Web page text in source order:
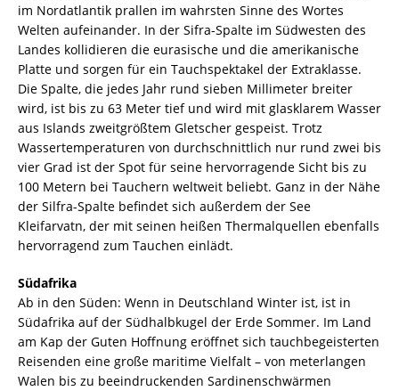
im Nordatlantik prallen im wahrsten Sinne des Wortes
Welten aufeinander. In der Sifra-Spalte im Südwesten des
Landes kollidieren die eurasische und die amerikanische
Platte und sorgen für ein Tauchspektakel der Extraklasse.
Die Spalte, die jedes Jahr rund sieben Millimeter breiter
wird, ist bis zu 63 Meter tief und wird mit glasklarem Wasser
aus Islands zweitgrößtem Gletscher gespeist. Trotz
Wassertemperaturen von durchschnittlich nur rund zwei bis
vier Grad ist der Spot für seine hervorragende Sicht bis zu
100 Metern bei Tauchern weltweit beliebt. Ganz in der Nähe
der Silfra-Spalte befindet sich außerdem der See
Kleifarvatn, der mit seinen heißen Thermalquellen ebenfalls
hervorragend zum Tauchen einlädt.
Südafrika
Ab in den Süden: Wenn in Deutschland Winter ist, ist in
Südafrika auf der Südhalbkugel der Erde Sommer. Im Land
am Kap der Guten Hoffnung eröffnet sich tauchbegeisterten
Reisenden eine große maritime Vielfalt – von meterlangen
Walen bis zu beeindruckenden Sardinenschwärmen